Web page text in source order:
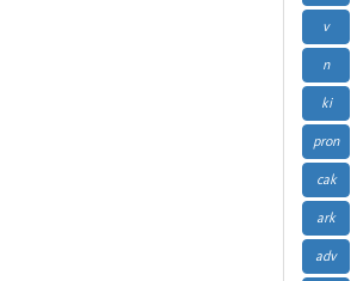
v
n
ki
pron
cak
ark
adv